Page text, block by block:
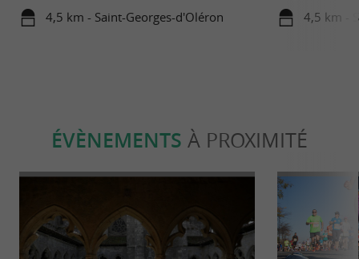
4,5 km - Saint-Georges-d'Oléron 4,5 km -
ÉVÈNEMENTS À PROXIMITÉ